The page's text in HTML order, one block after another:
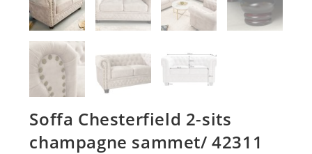
Soffa Chesterfield 2-sits
champagne sammet/ 42311